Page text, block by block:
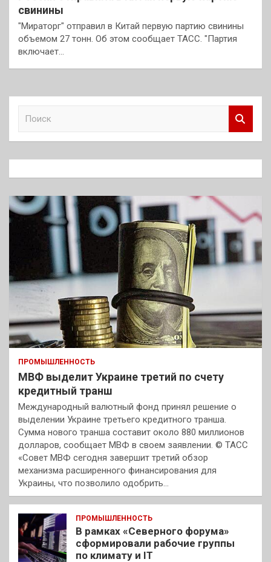
свинины
"Мираторг" отправил в Китай первую партию свинины
объемом 27 тонн. Об этом сообщает ТАСС. "Партия
включает…
к
ПРОМЫШЛЕННОСТЬ
МВФ выделит Украине третий по счету
кредитный транш
Международный валютный фонд принял решение о
выделении Украине третьего кредитного транша.
Сумма нового транша составит около 880 миллионов
долларов, сообщает МВФ в своем заявлении. © ТАСС
«Совет МВФ сегодня завершит третий обзор
механизма расширенного финансирования для
Украины, что позволило одобрить…
ПРОМЫШЛЕННОСТЬ
В рамках «Северного форума»
сформировали рабочие группы
по климату и IT